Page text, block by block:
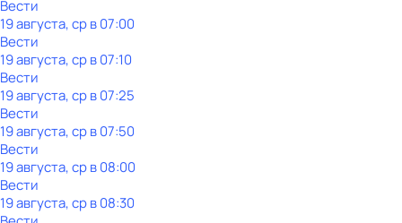
Вести
19 августа, ср в 07:00
Вести
19 августа, ср в 07:10
Вести
19 августа, ср в 07:25
Вести
19 августа, ср в 07:50
Вести
19 августа, ср в 08:00
Вести
19 августа, ср в 08:30